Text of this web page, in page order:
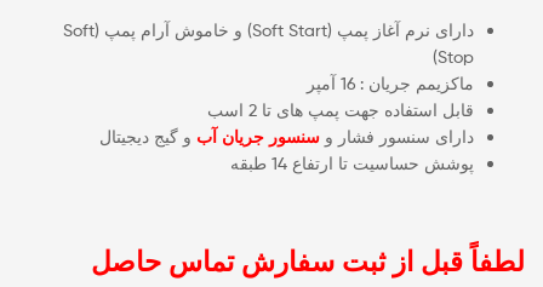
دارای نرم آغاز پمپ (Soft Start) و خاموش آرام پمپ (Soft
Stop)
ماکزیمم جریان : 16 آمپر
قابل استفاده جهت پمپ های تا 2 اسب
دارای سنسور فشار و سنسور جریان آب و گیج دیجیتال
پوشش حساسیت تا ارتفاع 14 طبقه
لطفاً قبل از ثبت سفارش تماس حاصل